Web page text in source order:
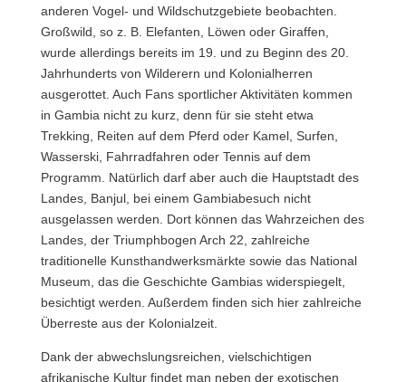
anderen Vogel- und Wildschutzgebiete beobachten.
Großwild, so z. B. Elefanten, Löwen oder Giraffen,
wurde allerdings bereits im 19. und zu Beginn des 20.
Jahrhunderts von Wilderern und Kolonialherren
ausgerottet. Auch Fans sportlicher Aktivitäten kommen
in Gambia nicht zu kurz, denn für sie steht etwa
Trekking, Reiten auf dem Pferd oder Kamel, Surfen,
Wasserski, Fahrradfahren oder Tennis auf dem
Programm. Natürlich darf aber auch die Hauptstadt des
Landes, Banjul, bei einem Gambiabesuch nicht
ausgelassen werden. Dort können das Wahrzeichen des
Landes, der Triumphbogen Arch 22, zahlreiche
traditionelle Kunsthandwerksmärkte sowie das National
Museum, das die Geschichte Gambias widerspiegelt,
besichtigt werden. Außerdem finden sich hier zahlreiche
Überreste aus der Kolonialzeit.
Dank der abwechslungsreichen, vielschichtigen
afrikanische Kultur findet man neben der exotischen